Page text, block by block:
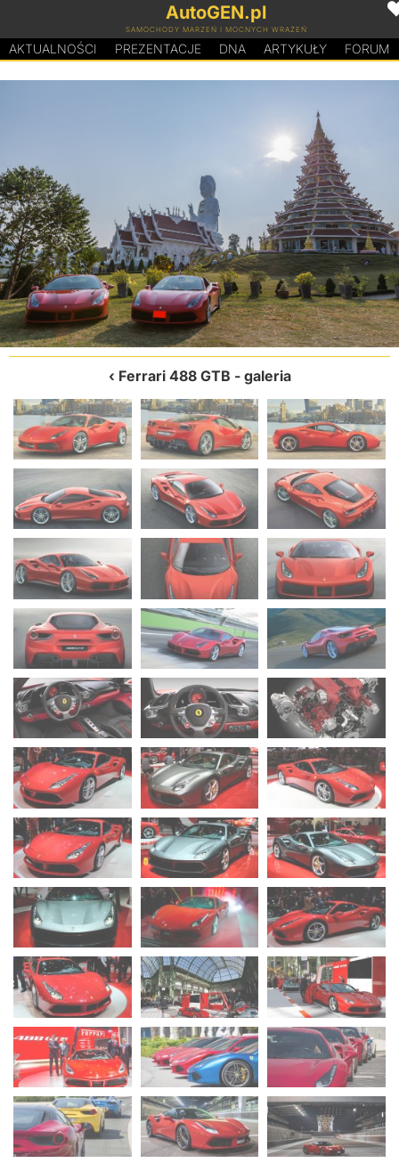
AutoGEN.pl
SAMOCHODY MARZEŃ I MOCNYCH WRAŻEŃ
AKTUALNOŚCI PREZENTACJE DNA ARTYKUŁY FORUM
Ferrari 488 GTB - galeria